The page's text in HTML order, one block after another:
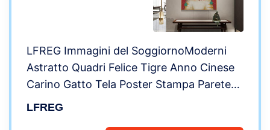
LFREG Immagini del SoggiornoModerni
Astratto Quadri Felice Tigre Anno Cinese
Carino Gatto Tela Poster Stampa Parete
Arte Quadro per Casa Arredamento
LFREG